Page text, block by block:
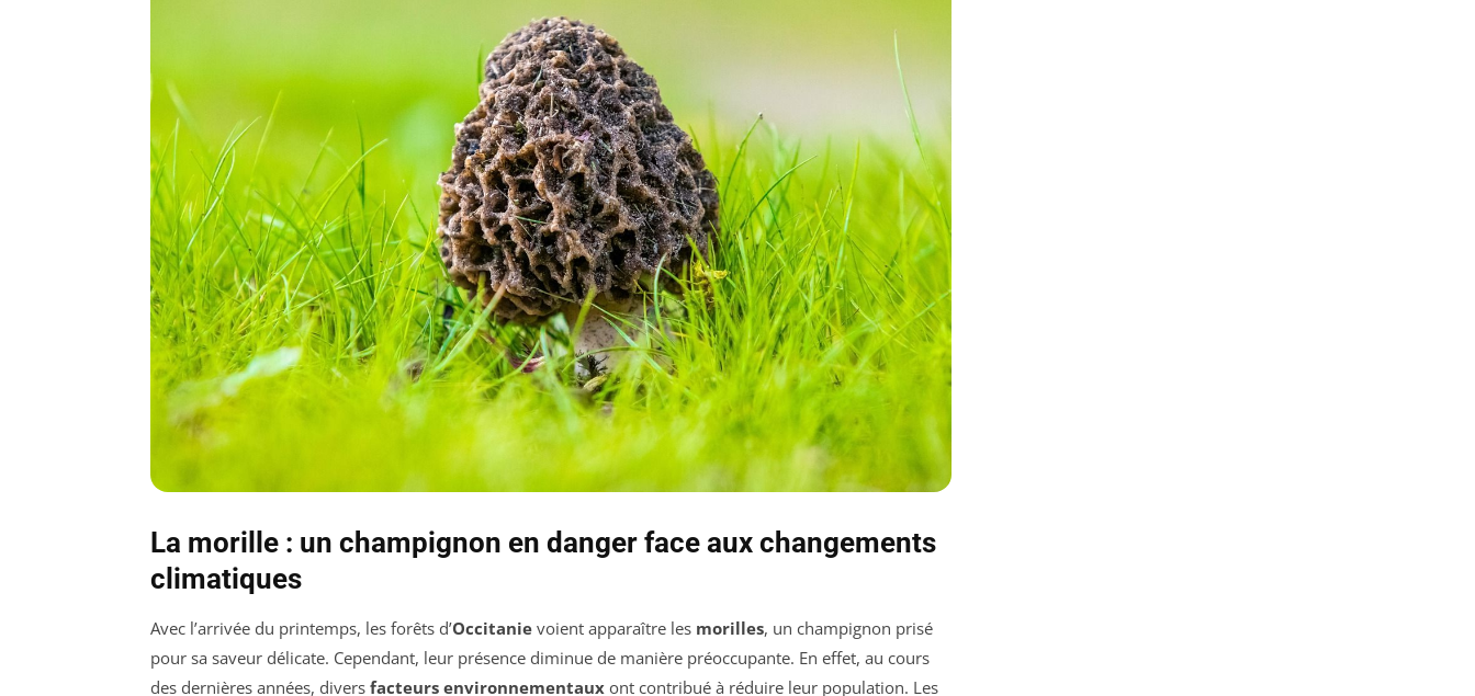
La morille : un champignon en danger face aux changements
climatiques
Avec l’arrivée du printemps, les forêts d’Occitanie voient apparaître les morilles, un champignon prisé
pour sa saveur délicate. Cependant, leur présence diminue de manière préoccupante. En effet, au cours
des dernières années, divers facteurs environnementaux ont contribué à réduire leur population. Les